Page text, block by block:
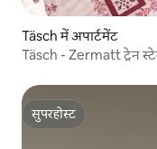
Täsch में अपार्टमेंट
Täsch - Zermatt ट्रेन
सुपरहोस्ट
सुपरहोस्ट